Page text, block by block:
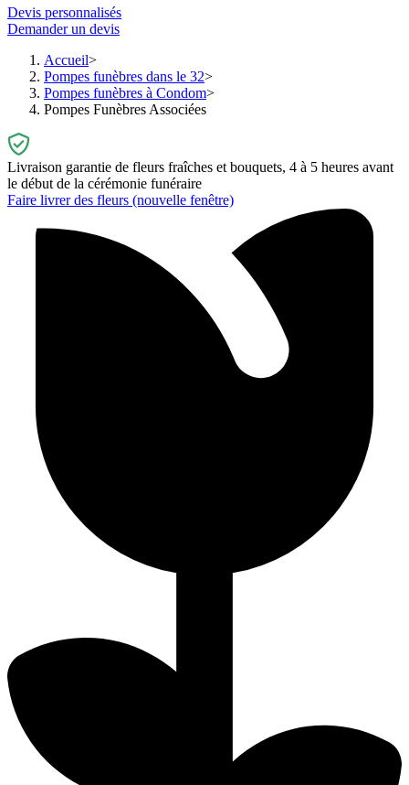
Devis personnalisés
Demander un devis
Accueil
Pompes funèbres dans le 32
Pompes funèbres à Condom
Pompes Funèbres Associées
Livraison garantie de fleurs fraîches et bouquets, 4 à 5 heures avant
le début de la cérémonie funéraire
Faire livrer des fleurs (nouvelle fenêtre)